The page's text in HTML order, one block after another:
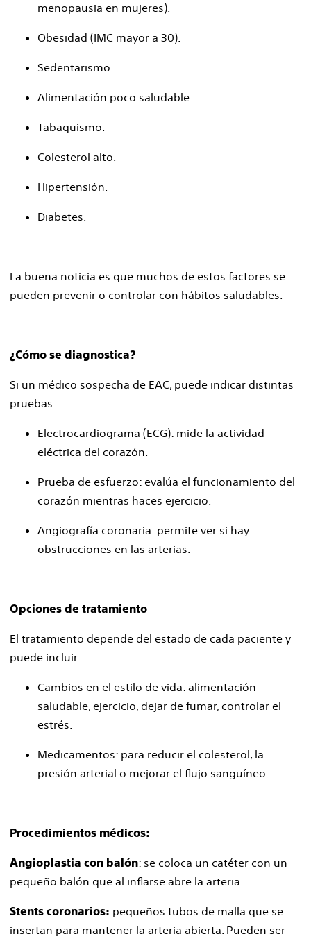
menopausia en mujeres).
Obesidad (IMC mayor a 30).
Sedentarismo.
Alimentación poco saludable.
Tabaquismo.
Colesterol alto.
Hipertensión.
Diabetes.
La buena noticia es que muchos de estos factores se
pueden prevenir o controlar con hábitos saludables.
¿Cómo se diagnostica?
Si un médico sospecha de EAC, puede indicar distintas
pruebas:
Electrocardiograma (ECG): mide la actividad
eléctrica del corazón.
Prueba de esfuerzo: evalúa el funcionamiento del
corazón mientras haces ejercicio.
Angiografía coronaria: permite ver si hay
obstrucciones en las arterias.
Opciones de tratamiento
El tratamiento depende del estado de cada paciente y
puede incluir:
Cambios en el estilo de vida: alimentación
saludable, ejercicio, dejar de fumar, controlar el
estrés.
Medicamentos: para reducir el colesterol, la
presión arterial o mejorar el flujo sanguíneo.
Procedimientos médicos:
Angioplastia con balón: se coloca un catéter con un
pequeño balón que al inflarse abre la arteria.
Stents coronarios: pequeños tubos de malla que se
insertan para mantener la arteria abierta. Pueden ser